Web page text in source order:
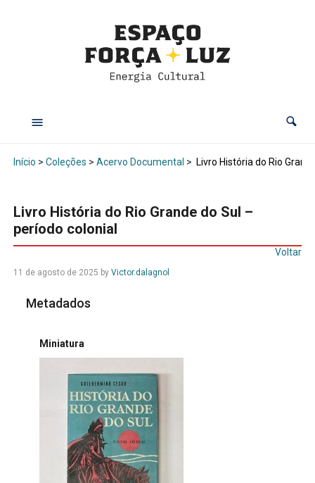
Início > Coleções > Acervo Documental > Livro História do Rio
Livro História do Rio Grande do Sul –
período colonial
Voltar
11 de agosto de 2025 by Victor.dalagnol
Metadados
Miniatura